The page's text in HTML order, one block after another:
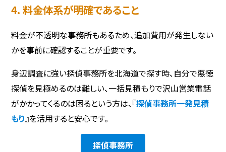
4. 料金体系が明確であること
料金が不透明な事務所もあるため、追加費用が発生しない
かを事前に確認することが重要です。
身辺調査に強い探偵事務所を北海道で探す時、自分で悪徳
探偵を見極めるのは難しい、一括見積もりで沢山営業電話
がかかってくるのは困るという方は、『探偵事務所一発見積
もり 』を活用すると安心です。
探偵事務所